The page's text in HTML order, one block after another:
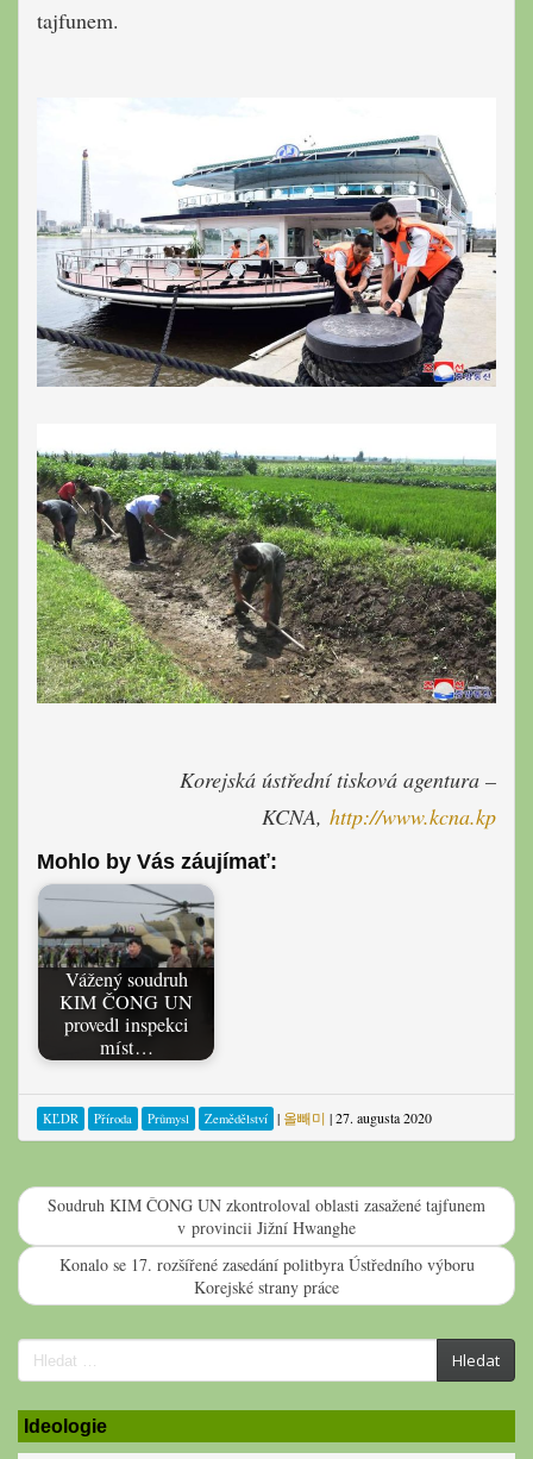
tajfunem.
Korejská ústřední tisková agentura –
KCNA, http://www.kcna.kp
Mohlo by Vás záujímať:
Vážený soudruh
KIM ČONG UN
provedl inspekci
míst…
KĽDR Příroda Průmysl Zemědělství | 올빼미 |27. augusta 2020
Soudruh KIM ČONG UN zkontroloval oblasti zasažené tajfunem
v provincii Jižní Hwanghe
Konalo se 17. rozšířené zasedání politbyra Ústředního výboru
Korejské strany práce
Search
for:
Hledat
Ideologie